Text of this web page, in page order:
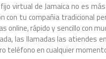
virtual de Jamaica no es
tu compañia tradicional
online, rápido y sencillo con
las llamadas las atiendes
teléfono en cualquier